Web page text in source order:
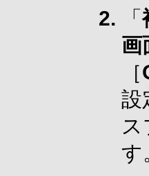
「
画
［
設
す